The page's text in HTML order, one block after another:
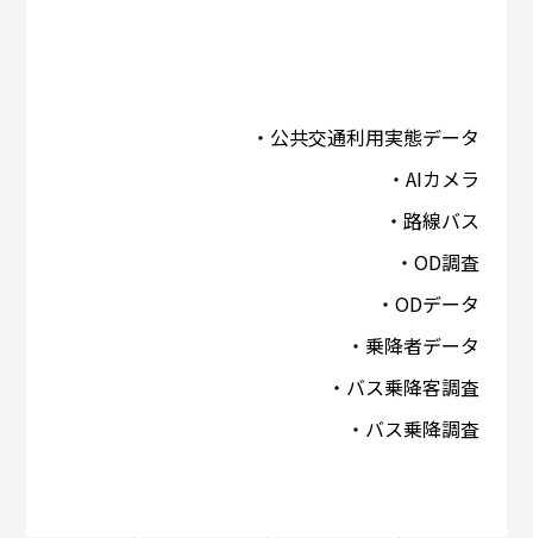
・公共交通利用実態データ
・AIカメラ
・路線バス
・OD調査
・ODデータ
・乗降者データ
・バス乗降客調査
・バス乗降調査